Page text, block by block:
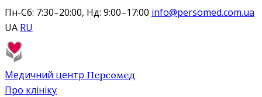
Пн-Сб: 7:30–20:00, Нд: 9:00–17:00 info@persomed.com.ua
UA RU
Медичний центр Персомед
Про клініку